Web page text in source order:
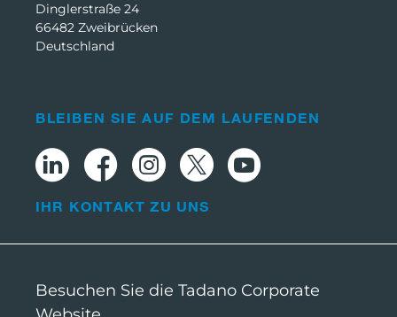
Dinglerstraße 24
66482 Zweibrücken
Deutschland
BLEIBEN SIE AUF DEM LAUFENDEN
IHR KONTAKT ZU UNS
Besuchen Sie die Tadano Corporate